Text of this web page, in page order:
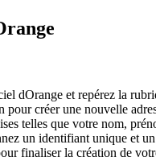
dOrange et repérez la
pour créer une nouvelle
telles que votre nom,
un identifiant unique et
finaliser la création de